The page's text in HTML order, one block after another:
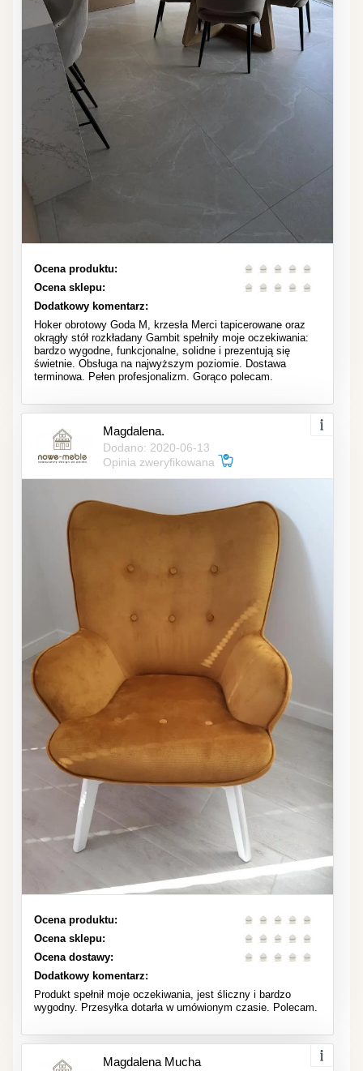
Ocena produktu:
Ocena sklepu:
Dodatkowy komentarz:
Hoker obrotowy Goda M, krzesła Merci tapicerowane oraz
okrągły stół rozkładany Gambit spełniły moje oczekiwania:
bardzo wygodne, funkcjonalne, solidne i prezentują się
świetnie. Obsługa na najwyższym poziomie. Dostawa
terminowa. Pełen profesjonalizm. Gorąco polecam.
Magdalena.
Dodano: 2020-06-13
Opinia zweryfikowana
Ocena produktu:
Ocena sklepu:
Ocena dostawy:
Dodatkowy komentarz:
Produkt spełnił moje oczekiwania, jest śliczny i bardzo
wygodny. Przesyłka dotarła w umówionym czasie. Polecam.
Magdalena Mucha